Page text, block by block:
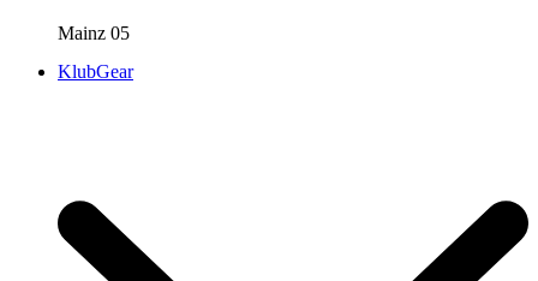
Mainz 05
KlubGear